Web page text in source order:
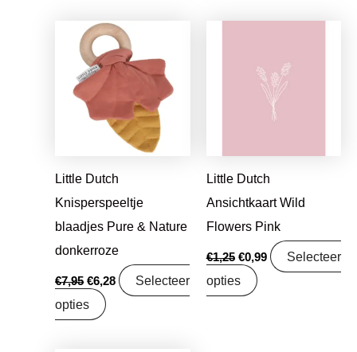
Little Dutch
Knisperspeeltje
blaadjes Pure & Nature
donkerroze
€7,95
Oorspronkelijke
prijs
was:
€7,95.
€6,28
Huidige
prijs
is:
€6,28.
Selecteer
opties
Little Dutch
Ansichtkaart Wild
Flowers Pink
€1,25
€1,25.
€0,99
€0,99.
Selecteer
opties